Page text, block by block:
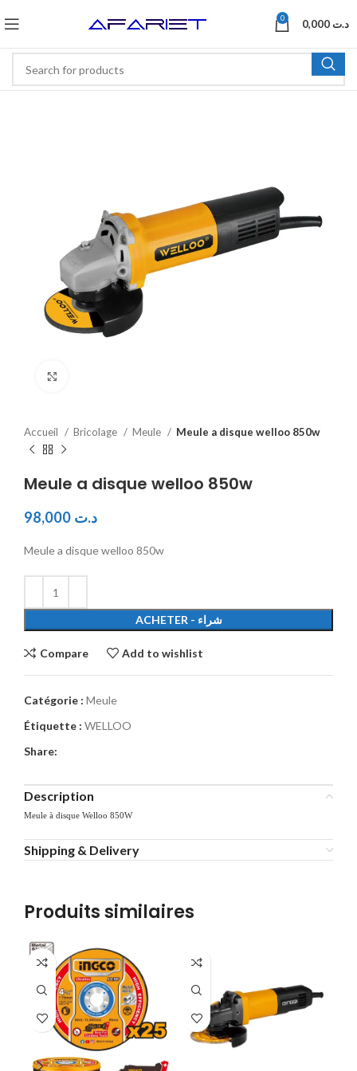
0 د.ت
Accueil Bricolage Meule Meule a disque welloo 850w
Meule a disque welloo 850w
د.ت
Meule a disque welloo 850w
ACHETER - شراء
Compare Add to wishlist
Catégorie : Meule
Étiquette : WELLOO
Share:
Description
Meule à disque Welloo 850W
Shipping & Delivery
Produits similaires